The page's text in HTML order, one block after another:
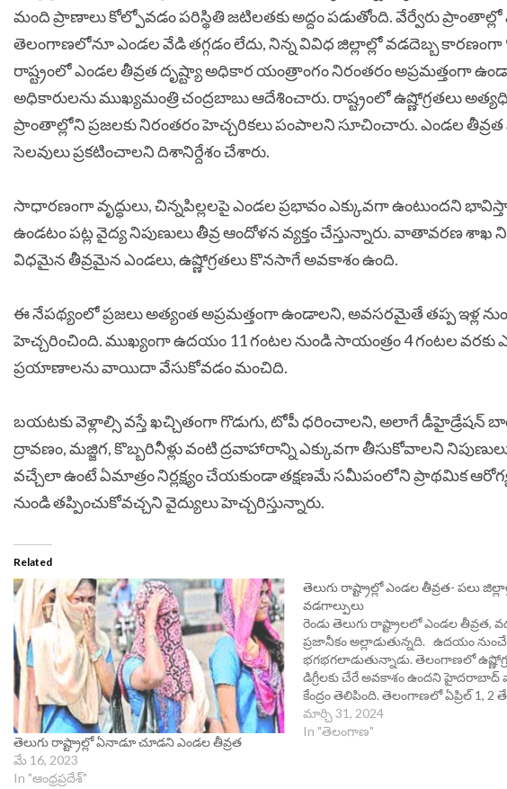
మంది ప్రాణాలు కోల్పోవడం పరిస్థితి జటిలతకు అద్దం పడుతోంది. వేర్వేరు
తెలంగాణలోనూ ఎండల వేడి తగ్గడం లేదు, నిన్న వివిధ జిల్లాల్లో వడదెబ్బ
రాష్ట్రంలో ఎండల తీవ్రత దృష్ట్యా అధికార యంత్రాంగం నిరంతరం అప్రమత్తంగా
అధికారులను ముఖ్యమంత్రి చంద్రబాబు ఆదేశించారు. రాష్ట్రంలో ఉష్ణోగ్రతలు
ప్రాంతాల్లోని ప్రజలకు నిరంతరం హెచ్చరికలు పంపాలని సూచించారు. ఎండల తీవ్రత
సెలవులు ప్రకటించాలని దిశానిర్దేశం చేశారు.
సాధారణంగా వృద్ధులు, చిన్నపిల్లలపై ఎండల ప్రభావం ఎక్కువగా ఉంటుందని
ఉండటం పట్ల వైద్య నిపుణులు తీవ్ర ఆందోళన వ్యక్తం చేస్తున్నారు. వాతావరణ శాఖ
విధమైన తీవ్రమైన ఎండలు, ఉష్ణోగ్రతలు కొనసాగే అవకాశం ఉంది.
ఈ నేపథ్యంలో ప్రజలు అత్యంత అప్రమత్తంగా ఉండాలని, అవసరమైతే తప్ప ఇళ్ల
హెచ్చరించింది. ముఖ్యంగా ఉదయం 11 గంటల నుండి సాయంత్రం 4 గంటల
ప్రయాణాలను వాయిదా వేసుకోవడం మంచిది.
బయటకు వెళ్లాల్సి వస్తే ఖచ్చితంగా గొడుగు, టోపీ ధరించాలని, అలాగే డీహైడ్రేషన్
ద్రావణం, మజ్జిగ, కొబ్బరినీళ్లు వంటి ద్రవాహారాన్ని ఎక్కువగా తీసుకోవాలని
వచ్చేలా ఉంటే ఏమాత్రం నిర్లక్ష్యం చేయకుండా తక్షణమే సమీపంలోని ప్రాథమిక
నుండి తప్పించుకోవచ్చని వైద్యులు హెచ్చరిస్తున్నారు.
Related
తెలుగు రాష్ట్రాల్లో ఏనాడూ చూడని ఎండల తీవ్రత
మే 16, 2023
In "ఆంధ్రప్రదేశ్"
తెలుగు రాష్ట్రాల్లో ఎండల తీవ్రత- పలు
వడగాల్పులు
రెండు తెలుగు రాష్ట్రాలలో ఎండల తీవ్రత,
ప్రజానీకం అల్లాడుతున్నది. ఉదయం
భగభగలాడుతున్నాడు. తెలంగాణలో
డిగ్రీలకు చేరే అవకాశం ఉందని
కేంద్రం తెలిపింది. తెలంగాణలో ఏప్రిల్ 1, 2
తీవ్రంత ఎక్కువగా ఉండే అవకాశం ఉందని
వాతావరణ శాఖ ప్రకటించింది. ప్రజలు
మార్చి 31, 2024
In "తెలంగాణ"